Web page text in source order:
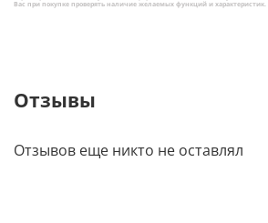
великолепной ветроустойчивостью.
Вас при покупке проверять наличие желаемых функций и характеристик.
Отзывы
Отзывов еще никто не оставлял